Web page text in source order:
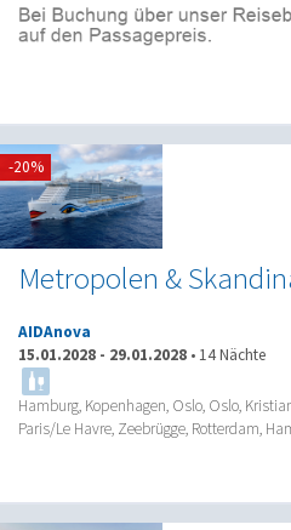
Metropolen &
AIDAnova
15.01.2028 - 29.01.2028 • 14 Nächte
Hamburg, Kopenhagen, Oslo, Oslo,
Paris/Le Havre, Zeebrügge, Rotterdam,
-20%